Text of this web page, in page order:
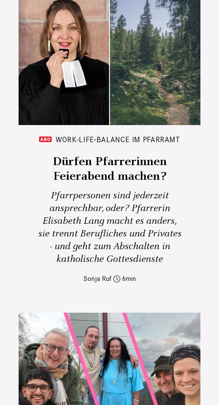
WORK-LIFE-BALANCE IM PFARRAMT
Dürfen Pfarrerinnen
Feierabend machen?
Pfarrpersonen sind jederzeit
ansprechbar, oder? Pfarrerin
Elisabeth Lang macht es anders,
sie trennt Berufliches und Privates
- und geht zum Abschalten in
katholische Gottesdienste
Sonja Ruf 6